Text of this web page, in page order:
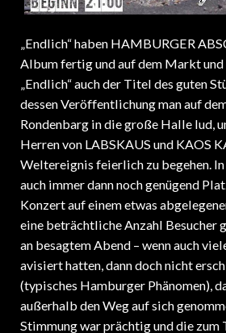
„Endlich“ haben HAMBURGER
Album fertig und auf dem Markt und
„Endlich“ auch der Titel des guten
dessen Veröffentlichung man auf
Rondenbarg in die große Halle lud,
Herren von LABSKAUS und KAOS
Weltereignis feierlich zu begehen.
auch immer dann noch genügend
Konzert auf einem etwas
eine beträchtliche Anzahl Besucher
an besagtem Abend – wenn auch
avisiert hatten, dann doch nicht
(typisches Hamburger Phänomen),
außerhalb den Weg auf sich
Stimmung war prächtig und die zum